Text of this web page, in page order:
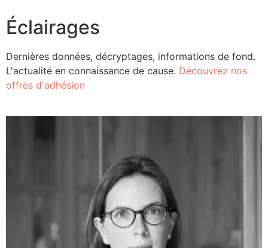
Éclairages
Dernières données, décryptages, informations de fond.
L'actualité en connaissance de cause. Découvrez nos
offres d'adhésion